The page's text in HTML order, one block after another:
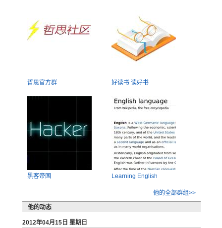
哲思官方群 好读书 读好书
黑客帝国 Learning English
他的全部群组>>
他的动态
2012年04月15日 星期日